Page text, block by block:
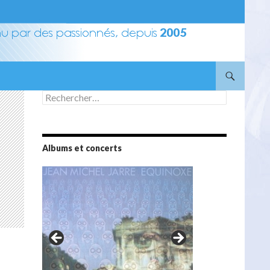
Rechercher :
Albums et concerts